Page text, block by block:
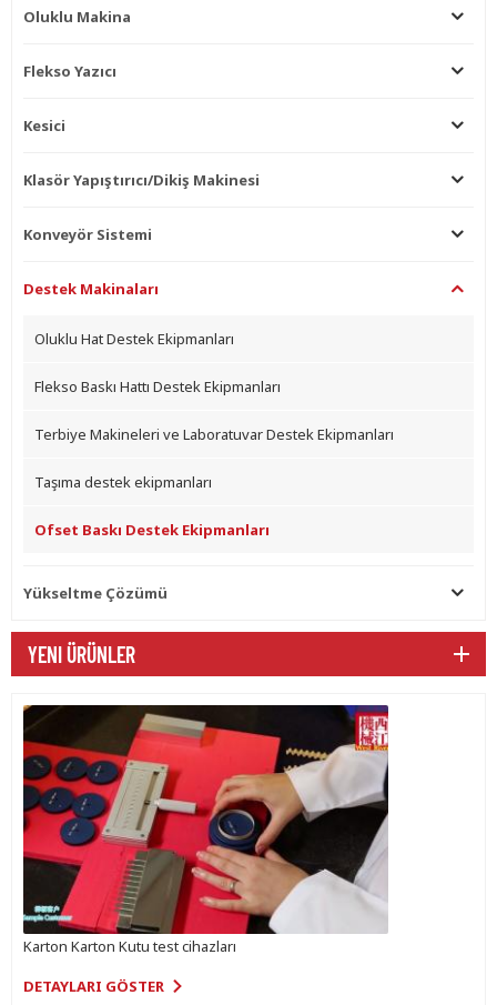
Oluklu Makina
Flekso Yazıcı
Kesici
Klasör Yapıştırıcı/Dikiş Makinesi
Konveyör Sistemi
Destek Makinaları
Oluklu Hat Destek Ekipmanları
Flekso Baskı Hattı Destek Ekipmanları
Terbiye Makineleri ve Laboratuvar Destek Ekipmanları
Taşıma destek ekipmanları
Ofset Baskı Destek Ekipmanları
Yükseltme Çözümü
YENI ÜRÜNLER
Karton Karton Kutu test cihazları
DETAYLARI GÖSTER